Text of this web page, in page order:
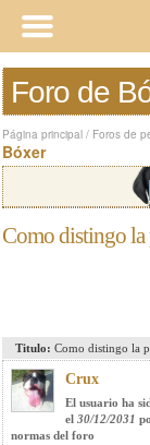
Foro de
Página principal / Foros de
Bóxer
Como distingo la
Titulo: Como distingo la
Crux
El usuario ha
el 30/12/2031
normas del foro